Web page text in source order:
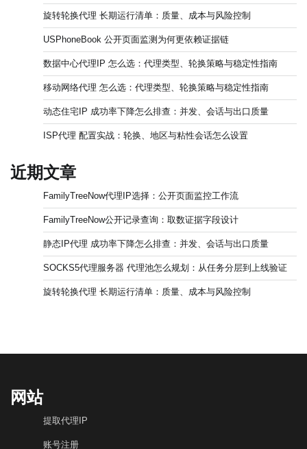
旋转轮换代理 长期运行清单：质量、成本与风险控制
USPhoneBook 公开页面监测为何更依赖证据链
数据中心代理IP 怎么选：代理类型、轮换策略与稳定性指南
移动网络代理 怎么选：代理类型、轮换策略与稳定性指南
动态住宅IP 成功率下降怎么排查：并发、会话与出口质量
ISP代理 配置实战：轮换、地区与粘性会话怎么设置
近期文章
FamilyTreeNow代理IP选择：公开页面监控工作流
FamilyTreeNow公开记录查询：取数证据字段设计
静态IP代理 成功率下降怎么排查：并发、会话与出口质量
SOCKS5代理服务器 代理池怎么规划：从任务分层到上线验证
旋转轮换代理 长期运行清单：质量、成本与风险控制
网站
提取代理IP
账号注册